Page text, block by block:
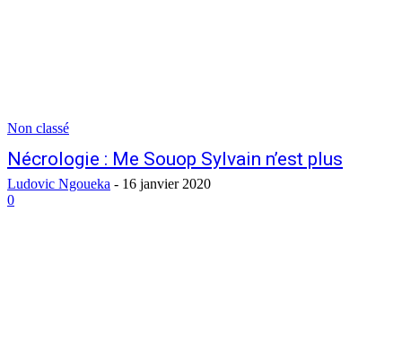
Non classé
Nécrologie : Me Souop Sylvain n’est plus
Ludovic Ngoueka - 16 janvier 2020
0